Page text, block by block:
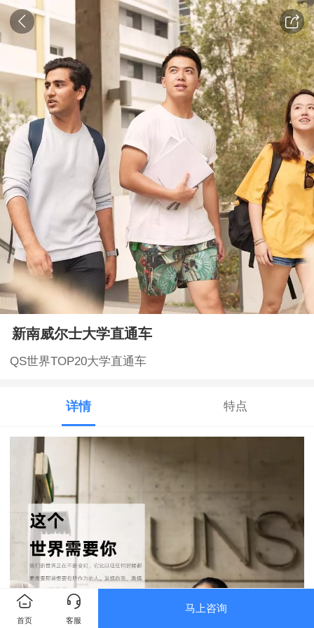
新南威尔士大学直通车
QS世界TOP20大学直通车
详情 特点
首页 客服
马上咨询